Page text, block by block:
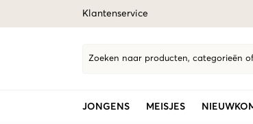
Klantenservice
Zoeken naar producten, categorieën
JONGENS MEISJES